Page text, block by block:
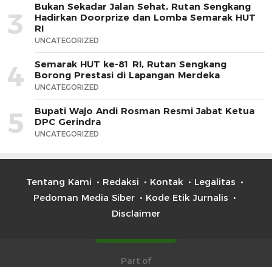
3
Bukan Sekadar Jalan Sehat, Rutan Sengkang
Hadirkan Doorprize dan Lomba Semarak HUT
RI
UNCATEGORIZED
4
Semarak HUT ke-81 RI, Rutan Sengkang
Borong Prestasi di Lapangan Merdeka
UNCATEGORIZED
5
Bupati Wajo Andi Rosman Resmi Jabat Ketua
DPC Gerindra
UNCATEGORIZED
Tentang Kami Redaksi Kontak
Legalitas
Pedoman Media Siber
Kode Etik Jurnalis
Disclaimer
Part of